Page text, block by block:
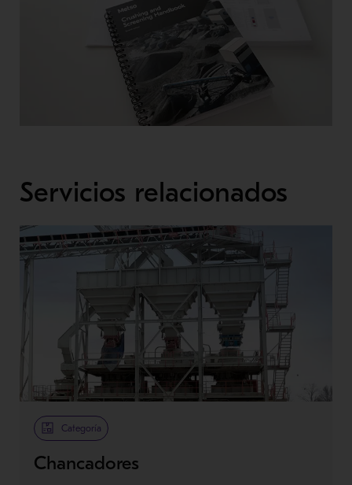
Servicios relacionados
Categoría
Chancadores